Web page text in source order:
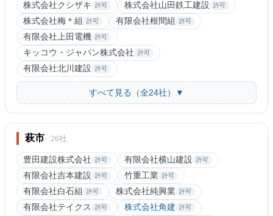
株式会社クシザキ 許可 株式会社山田鉄工建設 許可
株式会社梅＊組 許可 有限会社根間組 許可
有限会社上田電機 許可
キッコウ・ジャパン株式会社 許可
有限会社北川建設 許可
すべて見る（全24社）▼
萩市 26社
豊田建設株式会社 許可 有限会社横山建設 許可
有限会社吉本建設 許可 竹重工業 許可
有限会社白石組 許可 株式会社純興業 許可
有限会社テイクス 許可 株式会社角建 許可